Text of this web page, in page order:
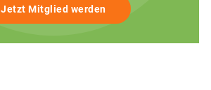
Jetzt Mitglied werden